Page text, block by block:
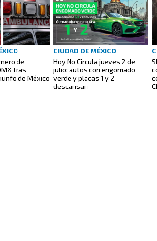
de
tras
de México
CIUDAD DE MÉXICO
Hoy No Circula jueves 2 de
julio: autos con engomado
verde y placas 1 y 2
descansan